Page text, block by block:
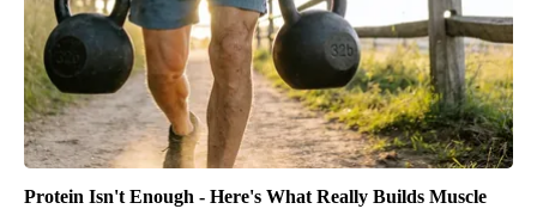
Protein Isn't Enough - Here's What Really Builds Muscle